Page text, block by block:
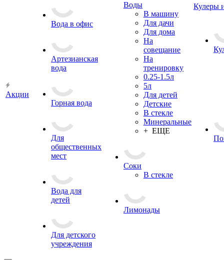
Акции
Вода в офис
Артезианская
вода
Горная вода
Для
общественных
мест
Вода для
детей
Для детского
учреждения
Воды
В машину
Для дачи
Для дома
На
совещание
На
тренировку
0.25-1.5л
5л
Для детей
Детские
В стекле
Минеральные
+ ЕЩЕ
Соки
В стекле
Лимонады
Кулеры